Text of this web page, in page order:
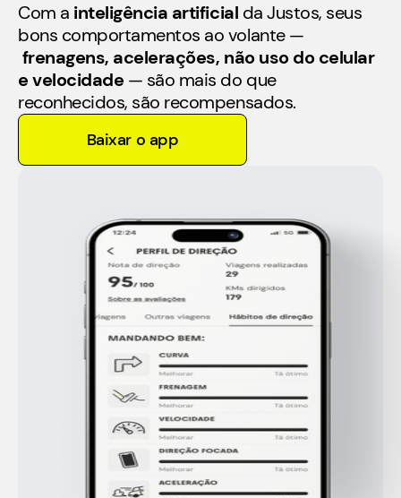
Com a inteligência artificial da Justos, seus
bons comportamentos ao volante —
frenagens, acelerações, não uso do celular
e velocidade — são mais do que
reconhecidos, são recompensados.
Baixar o app